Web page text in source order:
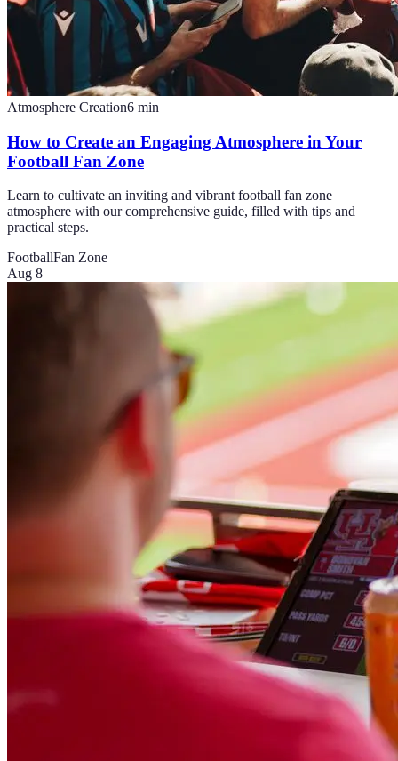
Atmosphere Creation6 min
How to Create an Engaging Atmosphere in Your
Football Fan Zone
Learn to cultivate an inviting and vibrant football fan zone
atmosphere with our comprehensive guide, filled with tips and
practical steps.
FootballFan Zone
Aug 8